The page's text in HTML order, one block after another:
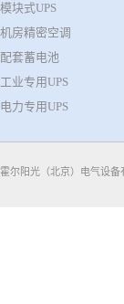
模块式UPS
机房精密空调
配套蓄电池
工业专用UPS
电力专用UPS
霍尔阳光（北京）电气设